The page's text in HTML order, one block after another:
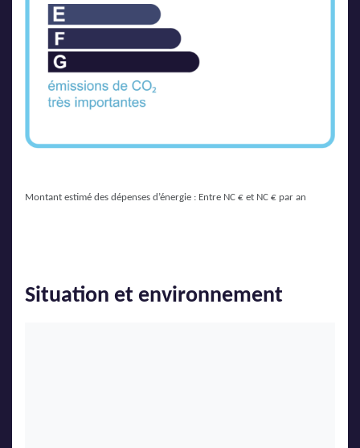
Montant estimé des dépenses d’énergie : Entre NC € et NC € par an
Situation et environnement